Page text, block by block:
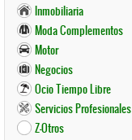
Inmobiliaria
Moda Complementos
Motor
Negocios
Ocio Tiempo Libre
Servicios Profesionales
Z-Otros